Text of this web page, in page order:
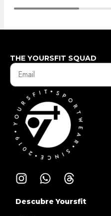
THE YOURSFIT SQUAD
Descubre Yoursfit